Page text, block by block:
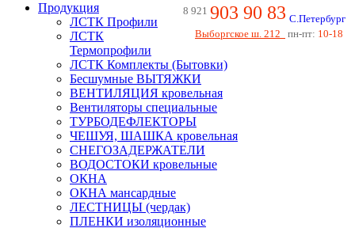
8 921 903 90 83 С.Петербург
Выборгское ш. 212
пн-пт: 10-18
Продукция
ЛСТК Профили
ЛСТК
Термопрофили
ЛСТК Комплекты (Бытовки)
Бесшумные ВЫТЯЖКИ
ВЕНТИЛЯЦИЯ кровельная
Вентиляторы специальные
ТУРБОДЕФЛЕКТОРЫ
ЧЕШУЯ, ШАШКА кровельная
СНЕГОЗАДЕРЖАТЕЛИ
ВОДОСТОКИ кровельные
ОКНА
ОКНА мансардные
ЛЕСТНИЦЫ (чердак)
ПЛЕНКИ изоляционные